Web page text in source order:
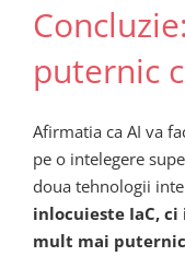
puternic
Afirmatia ca AI va
pe o intelegere
doua tehnologii
inlocuieste IaC,
mult mai